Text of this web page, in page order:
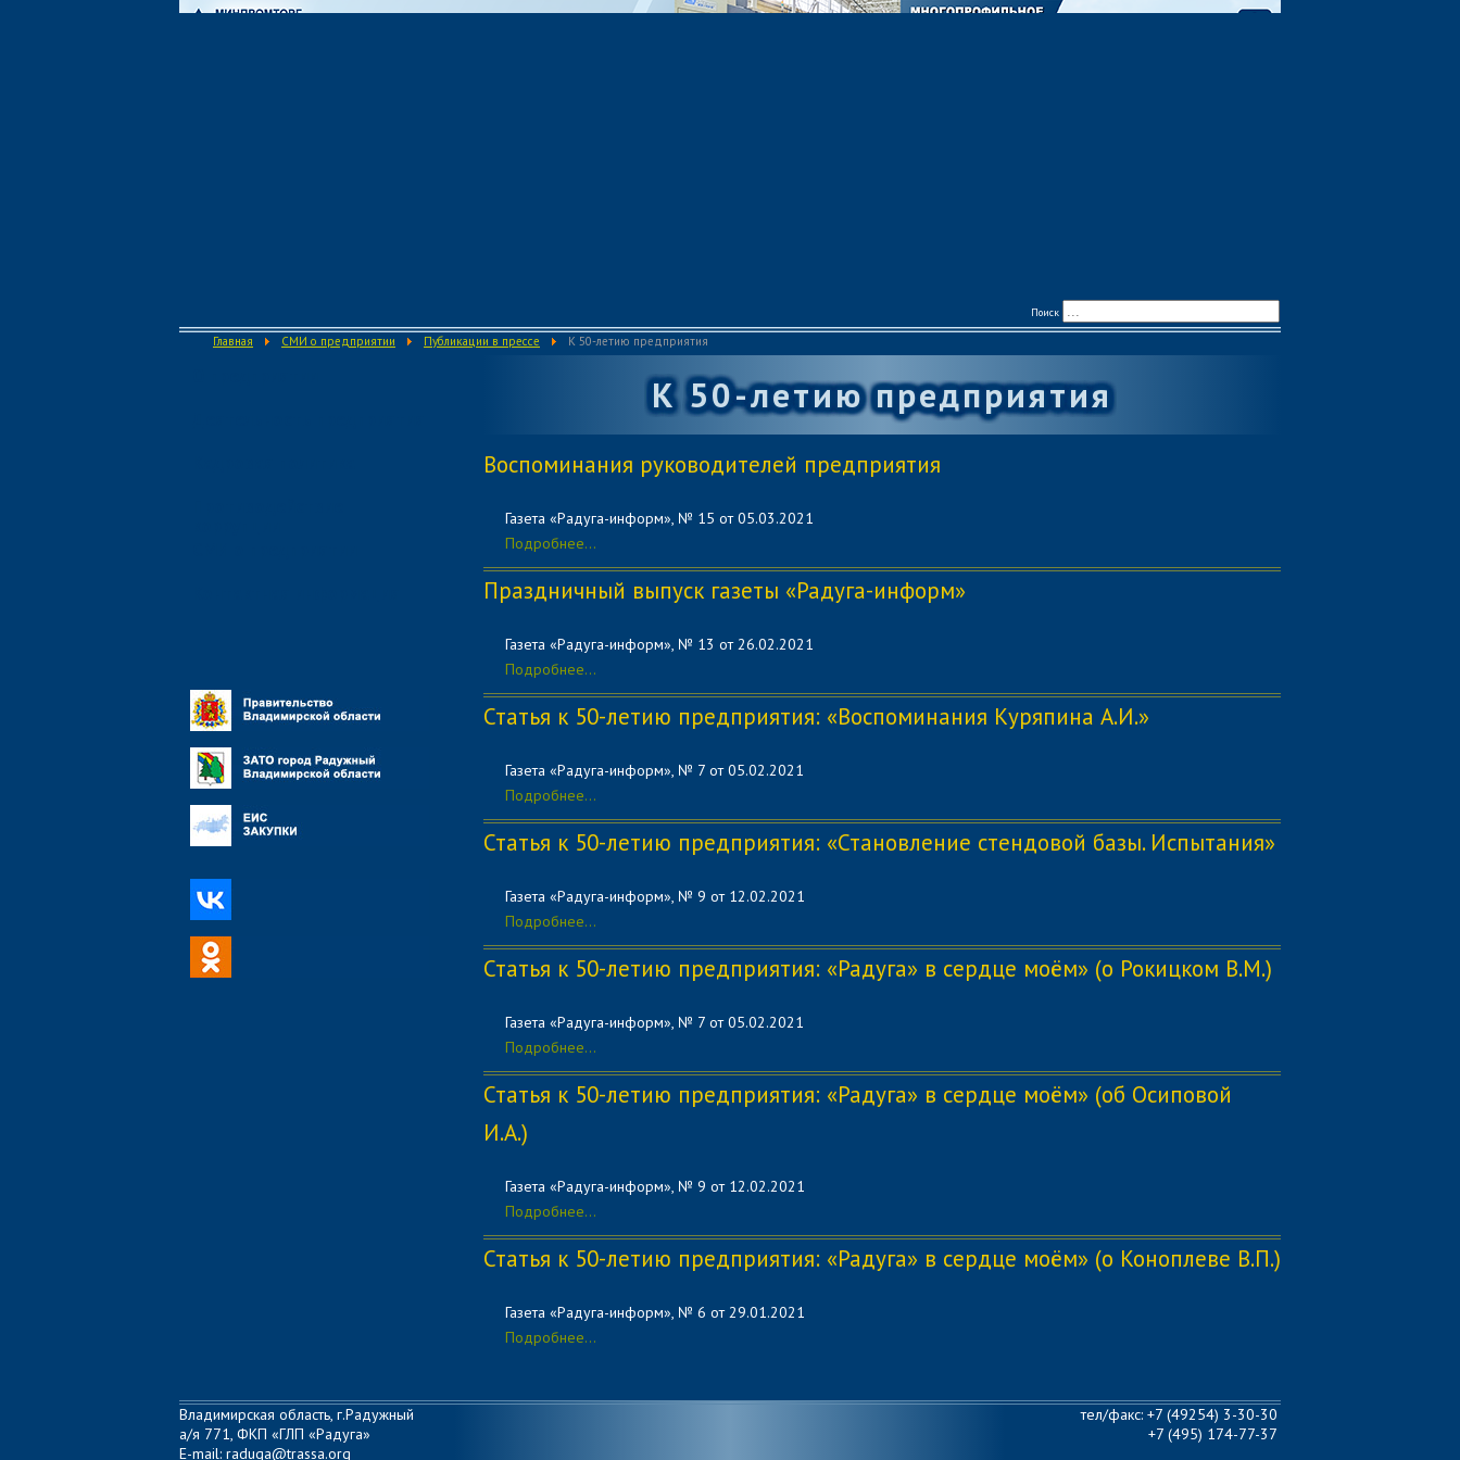
Поиск
Главная СМИ о предприятии Публикации в прессе К 50-летию предприятия
К 50-летию предприятия
Воспоминания руководителей предприятия
Газета «Радуга-информ», № 15 от 05.03.2021
Подробнее...
Праздничный выпуск газеты «Радуга-информ»
Газета «Радуга-информ», № 13 от 26.02.2021
Подробнее...
Статья к 50-летию предприятия: «Воспоминания Куряпина А.И.»
Газета «Радуга-информ», № 7 от 05.02.2021
Подробнее...
Статья к 50-летию предприятия: «Становление стендовой базы. Испытания»
Газета «Радуга-информ», № 9 от 12.02.2021
Подробнее...
Статья к 50-летию предприятия: «Радуга» в сердце моём» (о Рокицком В.М.)
Газета «Радуга-информ», № 7 от 05.02.2021
Подробнее...
Статья к 50-летию предприятия: «Радуга» в сердце моём» (об Осиповой
И.А.)
Газета «Радуга-информ», № 9 от 12.02.2021
Подробнее...
Статья к 50-летию предприятия: «Радуга» в сердце моём» (о Коноплеве В.П.)
Газета «Радуга-информ», № 6 от 29.01.2021
Подробнее...
Владимирская область, г.Радужный
а/я 771, ФКП «ГЛП «Радуга»
E-mail: raduga@trassa.org
тел/факс: +7 (49254) 3-30-30
+7 (495) 174-77-37